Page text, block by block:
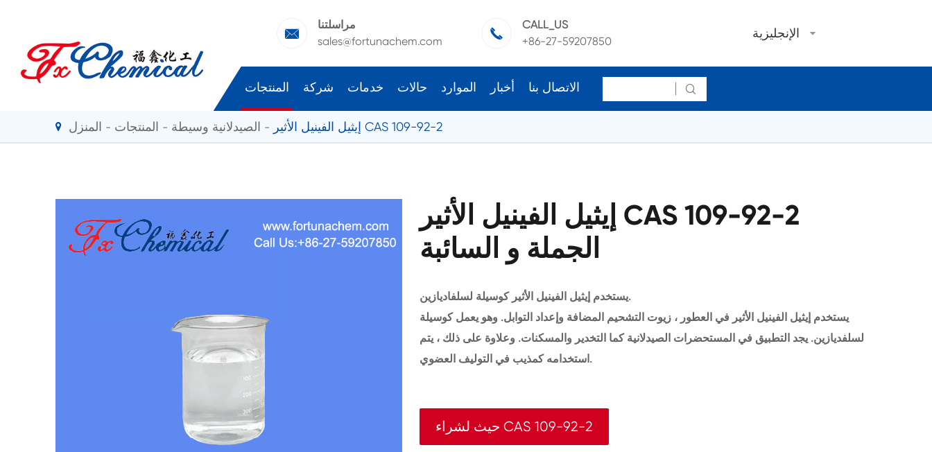

مراسلتنا
sales@fortunachem.com

CALL_US
+86-27-59207850
الإنجليزية
المنتجات شركة خدمات حالات الموارد أخبار الاتصال بنا 
المنزل المنتجات الصيدلانية وسيطة إيثيل الفينيل الأثير CAS 109-92-2
إيثيل الفينيل الأثير CAS 109-92-2
الجملة و السائبة
يستخدم إيثيل الفينيل الأثير كوسيلة لسلفاديازين.
يستخدم إيثيل الفينيل الأثير في العطور ، زيوت التشحيم المضافة وإعداد التوابل. وهو يعمل كوسيلة
لسلفديازين. يجد التطبيق في المستحضرات الصيدلانية كما التخدير والمسكنات. وعلاوة على ذلك ، يتم
استخدامه كمذيب في التوليف العضوي.
حيث لشراء CAS 109-92-2